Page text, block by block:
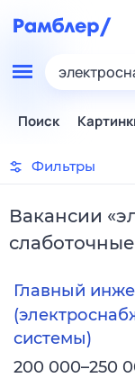
Поиск
Фильтры
Вакансии «
Главный
системы)
200 000–250